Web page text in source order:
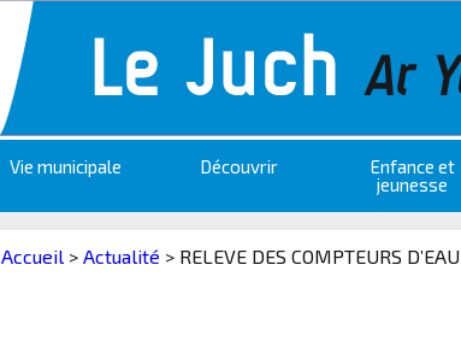
Vie municipale Découvrir
Enfance et
jeunesse
Accueil> Actualité > RELEVE DES COMPTEURS D’EAU